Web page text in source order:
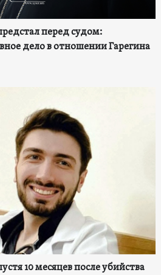
перед судом:
дело в отношении Гарегина
10 месяцев после убийства